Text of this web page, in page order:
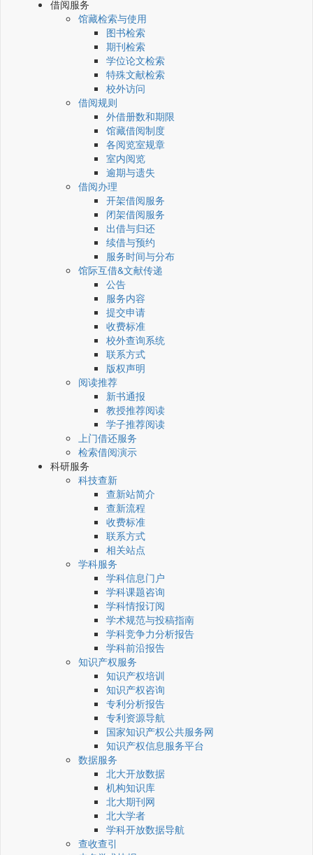
借阅服务
馆藏检索与使用
图书检索
期刊检索
学位论文检索
特殊文献检索
校外访问
借阅规则
外借册数和期限
馆藏借阅制度
各阅览室规章
室内阅览
逾期与遗失
借阅办理
开架借阅服务
闭架借阅服务
出借与归还
续借与预约
服务时间与分布
馆际互借&文献传递
公告
服务内容
提交申请
收费标准
校外查询系统
联系方式
版权声明
阅读推荐
新书通报
教授推荐阅读
学子推荐阅读
上门借还服务
检索借阅演示
科研服务
科技查新
查新站简介
查新流程
收费标准
联系方式
相关站点
学科服务
学科信息门户
学科课题咨询
学科情报订阅
学术规范与投稿指南
学科竞争力分析报告
学科前沿报告
知识产权服务
知识产权培训
知识产权咨询
专利分析报告
专利资源导航
国家知识产权公共服务网
知识产权信息服务平台
数据服务
北大开放数据
机构知识库
北大期刊网
北大学者
学科开放数据导航
查收查引